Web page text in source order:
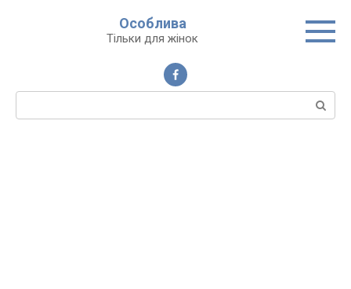
Особлива
Тільки для жінок
Пошук: